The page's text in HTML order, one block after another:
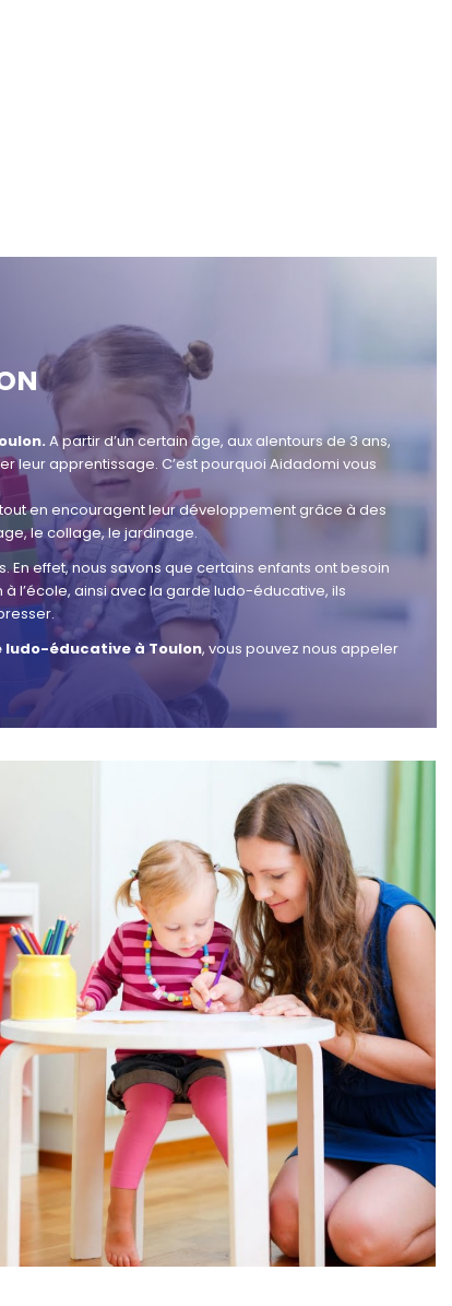
A partir d’un certain âge, aux alentours de 3 ans,
leur apprentissage. C’est pourquoi Aidadomi vous
en encouragent leur développement grâce à des
le collage, le jardinage.
En effet, nous savons que certains enfants ont besoin
l’école, ainsi avec la garde ludo-éducative, ils
ludo-éducative à Toulon, vous pouvez nous appeler